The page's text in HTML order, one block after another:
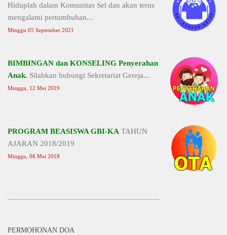
Hiduplah dalam Komunitas Sel dan akan terus
mengalami pertumbuhan...
Minggu 05 September 2021
BIMBINGAN dan KONSELING Penyerahan
Anak. Silahkan hubungi Sekretariat Gereja...
Minggu, 12 Mei 2019
PROGRAM BEASISWA GBI-KA TAHUN
AJARAN 2018/2019
Minggu, 06 Mei 2018
PERMOHONAN DOA